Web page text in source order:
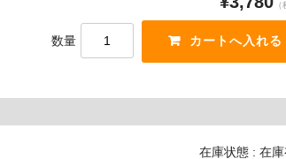
数量
在庫状態 : 在庫